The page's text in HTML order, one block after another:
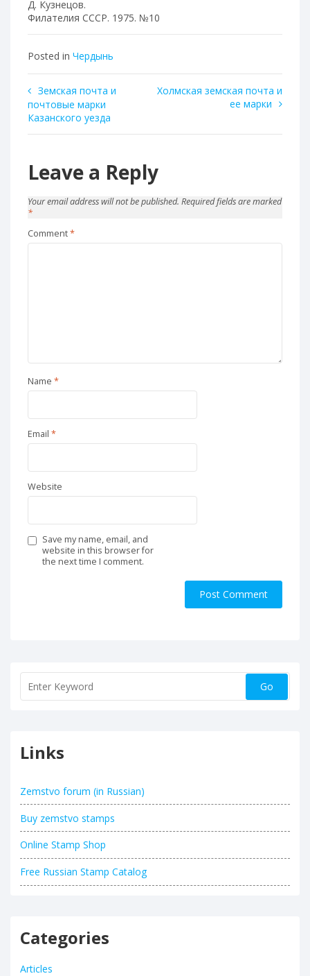
Д. Кузнецов.
Филателия СССР. 1975. №10
Posted in Чердынь
Post
navigation
Земская почта и
почтовые марки
Казанского уезда
Холмская земская почта и
ее марки
Leave a Reply
Your email address will not be published. Required fields are marked
*
Comment*
Name *
Email *
Website
Save my name, email, and
website in this browser for
the next time I comment.
Links
Zemstvo forum (in Russian)
Buy zemstvo stamps
Online Stamp Shop
Free Russian Stamp Catalog
Categories
Articles